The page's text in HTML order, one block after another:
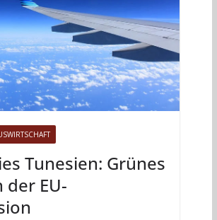
Tunesien: Grünes
der EU-